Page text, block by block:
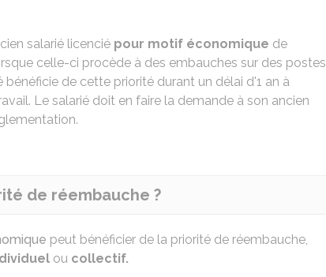
salarié licencié pour motif économique de
celle-ci procède à des embauches sur des postes
de cette priorité durant un délai d'1 an à
Le salarié doit en faire la demande à son ancien
de réembauche ?
peut bénéficier de la priorité de réembauche,
ou collectif.